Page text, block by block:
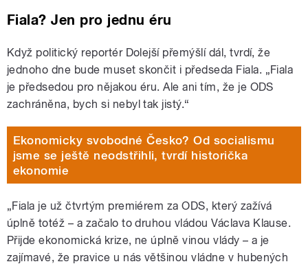
Fiala? Jen pro jednu éru
Když politický reportér Dolejší přemýšlí dál, tvrdí, že
jednoho dne bude muset skončit i předseda Fiala. „Fiala
je předsedou pro nějakou éru. Ale ani tím, že je ODS
zachráněna, bych si nebyl tak jistý.“
Ekonomicky svobodné Česko? Od socialismu
jsme se ještě neodstřihli, tvrdí historička
ekonomie
„Fiala je už čtvrtým premiérem za ODS, který zažívá
úplně totéž – a začalo to druhou vládou Václava Klause.
Přijde ekonomická krize, ne úplně vinou vlády – a je
zajímavé, že pravice u nás většinou vládne v hubených